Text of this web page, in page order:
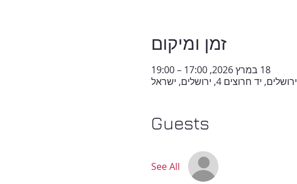
זמן ומיקום
18 במרץ 2026, 17:00 – 19:00
ירושלים, יד חרוצים 4, ירושלים, ישראל
Guests
See All